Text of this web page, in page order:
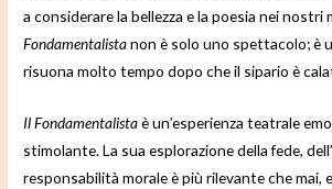
a considerare la bellezza e la poesia nei nostri
Fondamentalistanon è solo uno spettacolo; è
risuona molto tempo dopo che il sipario è
Il Fondamentalistaè un’esperienza teatrale
stimolante. La sua esplorazione della fede,
responsabilità morale è più rilevante che mai,